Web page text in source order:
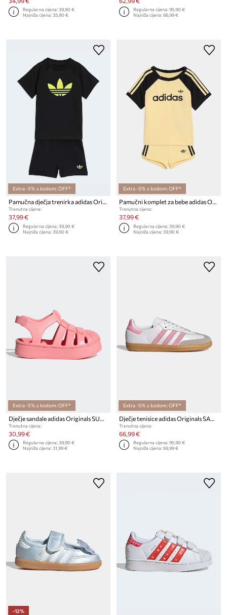
Regularna cijena:39,90 €
Najniža cijena:35,90 €
Regularna cijena:95,90 €
Najniža cijena:66,99 €
Extra -5% s kodom: OFF*
Pamučna dječja trenirka adidas Originals
Trenutna cijena:
37,99 €
Regularna cijena:39,90 €
Najniža cijena:39,90 €
Extra -5% s kodom: OFF*
Pamučni komplet za bebe adidas Originals
Trenutna cijena:
37,99 €
Regularna cijena:39,90 €
Najniža cijena:39,90 €
Extra -5% s kodom: OFF*
Trenutna cijena:
30,99 €
Regularna cijena:39,90 €
Najniža cijena:31,99 €
Extra -5% s kodom: OFF*
Trenutna cijena:
66,99 €
Regularna cijena:95,90 €
Najniža cijena:69,99 €
-12%